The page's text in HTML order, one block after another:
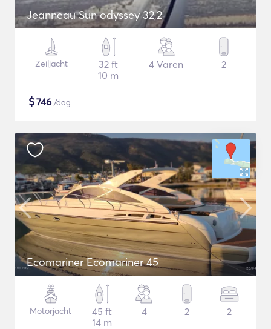
Jeanneau Sun odyssey 32,2
Zeiljacht
32 ft
10 m
4 Varen 2
$746 /dag
Ecomariner Ecomariner 45
Motorjacht
45 ft
14 m
4 2 2